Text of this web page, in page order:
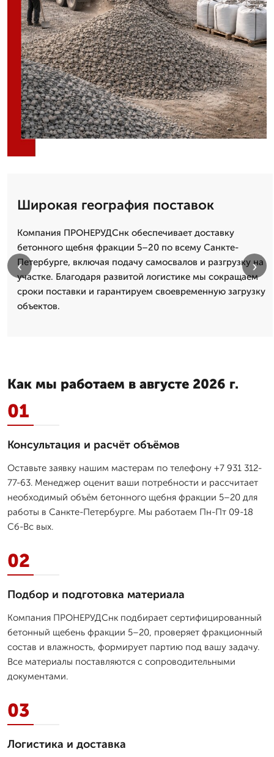
Широкая география поставок
Компания ПРОНЕРУДСнк обеспечивает доставку
бетонного щебня фракции 5–20 по всему Санкте-
Петербурге, включая подачу самосвалов и разгрузку на
участке. Благодаря развитой логистике мы сокращаем
сроки поставки и гарантируем своевременную загрузку
объектов.
‹ ›
Как мы работаем в августе 2026 г.
01
Консультация и расчёт объёмов
Оставьте заявку нашим мастерам по телефону +7 931 312-
77-63. Менеджер оценит ваши потребности и рассчитает
необходимый объём бетонного щебня фракции 5–20 для
работы в Санкте-Петербурге. Мы работаем Пн-Пт 09-18
Сб-Вс вых.
02
Подбор и подготовка материала
Компания ПРОНЕРУДСнк подбирает сертифицированный
бетонный щебень фракции 5–20, проверяет фракционный
состав и влажность, формирует партию под вашу задачу.
Все материалы поставляются с сопроводительными
документами.
03
Логистика и доставка